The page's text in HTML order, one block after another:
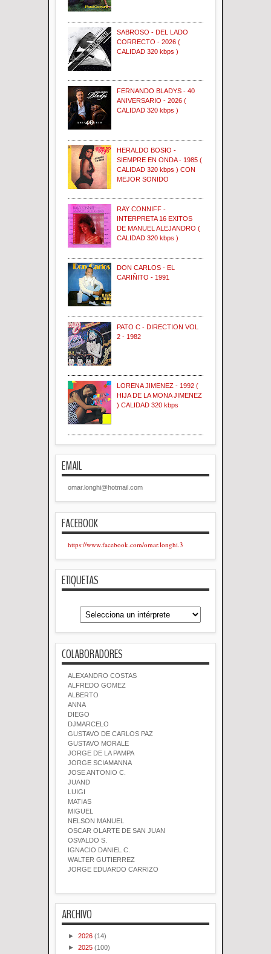
SABROSO - DEL LADO
CORRECTO - 2026 (
CALIDAD 320 kbps )
FERNANDO BLADYS - 40
ANIVERSARIO - 2026 (
CALIDAD 320 kbps )
HERALDO BOSIO -
SIEMPRE EN ONDA - 1985 (
CALIDAD 320 kbps ) CON
MEJOR SONIDO
RAY CONNIFF -
INTERPRETA 16 EXITOS
DE MANUEL ALEJANDRO (
CALIDAD 320 kbps )
DON CARLOS - EL
CARIÑITO - 1991
PATO C - DIRECTION VOL
2 - 1982
LORENA JIMENEZ - 1992 (
HIJA DE LA MONA JIMENEZ
) CALIDAD 320 kbps
EMAIL
omar.longhi@hotmail.com
FACEBOOK
https://www.facebook.com/omar.longhi.3
ETIQUETAS
COLABORADORES
ALEXANDRO COSTAS
ALFREDO GOMEZ
ALBERTO
ANNA
DIEGO
DJMARCELO
GUSTAVO DE CARLOS PAZ
GUSTAVO MORALE
JORGE DE LA PAMPA
JORGE SCIAMANNA
JOSE ANTONIO C.
JUAND
LUIGI
MATIAS
MIGUEL
NELSON MANUEL
OSCAR OLARTE DE SAN JUAN
OSVALDO S.
IGNACIO DANIEL C.
WALTER GUTIERREZ
JORGE EDUARDO CARRIZO
ARCHIVO
► 2026 (14)
► 2025 (100)